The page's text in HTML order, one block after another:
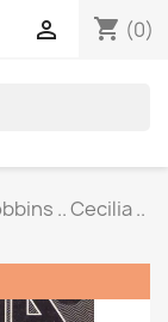
shopping_cart (0)

.. Cecilia ..